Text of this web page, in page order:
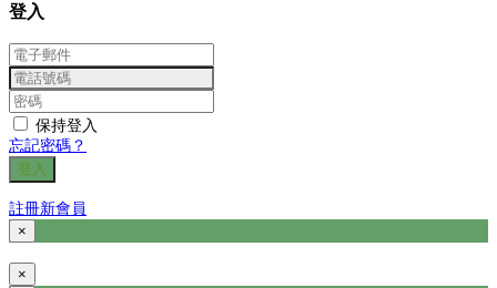
登入
保持登入
忘記密碼？
登入
註冊新會員
×
×